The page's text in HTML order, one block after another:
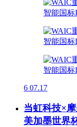
6 07.17
当虹科技×
美加墨世界